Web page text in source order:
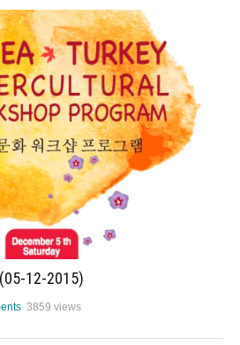
12-2015)
3859 views